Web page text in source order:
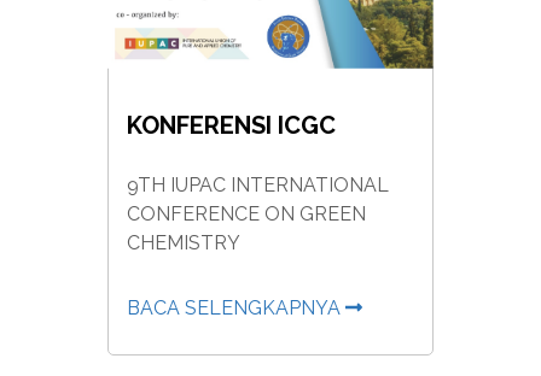
KONFERENSI ICGC
9TH IUPAC INTERNATIONAL
CONFERENCE ON GREEN
CHEMISTRY
BACA SELENGKAPNYA